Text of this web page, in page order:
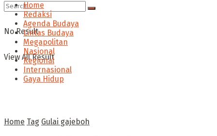
No Result
View All Result
Home
Redaksi
Agenda Budaya
Lintas Budaya
Megapolitan
Nasional
Regional
Internasional
Gaya Hidup
Home Tag Gulai gajeboh